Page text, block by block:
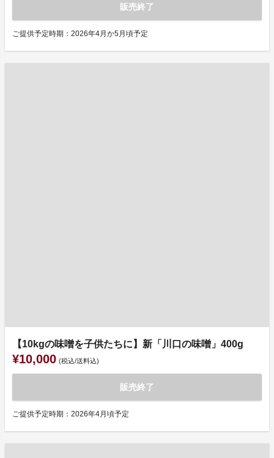
販売終了
ご提供予定時期：2026年4月か5月頃予定
【10kgの味噌を子供たちに】新「川口の味噌」400g
¥10,000 (税込/送料込)
販売終了
ご提供予定時期：2026年4月頃予定